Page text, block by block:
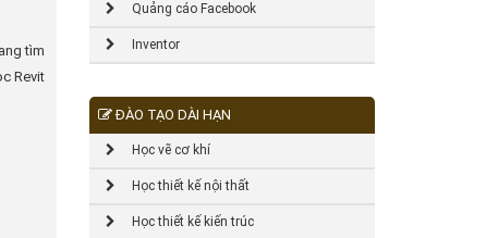
tìm
Revit
Quảng cáo Facebook
Inventor
ĐÀO TẠO DÀI HẠN
Học vẽ cơ khí
Học thiết kế nội thất
Học thiết kế kiến trúc